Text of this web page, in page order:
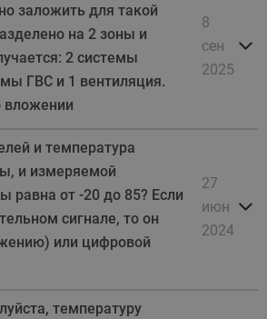
заложить для такой
на 2 зоны и
2 системы
ГВС и 1 вентиляция.
вложении
8
сен
2025
и температура
и измеряемой
равна от -20 до 85? Если
сигнале, то он
или цифровой
27
июн
2024
температуру